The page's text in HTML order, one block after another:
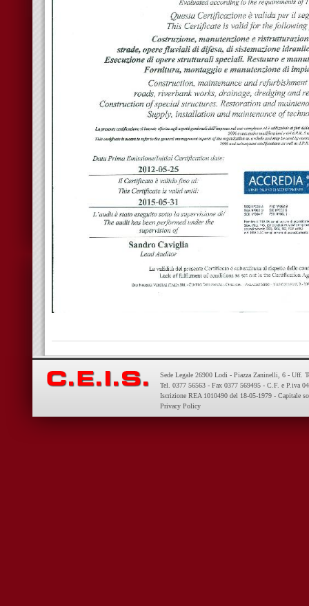
Sede Legale 26900 Lodi - Piazza Zaninelli, 6 - Uff.
Tel. 0377 56563 - Fax 0377 569495 - C.F. e P.iva
Iscrizione REA 1010490 del 18-05-1979 - Capitale
Privacy Policy